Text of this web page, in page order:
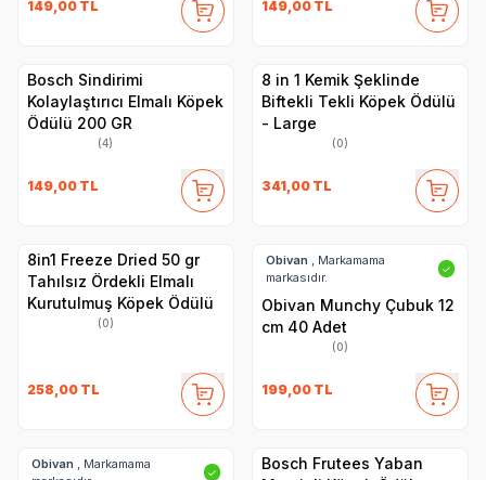
149,00 TL 149,00 TL
Bosch Sindirimi
Kolaylaştırıcı Elmalı Köpek
Ödülü 200 GR
(4)
149,00 TL
8 in 1 Kemik Şeklinde
Biftekli Tekli Köpek Ödülü
- Large
(0)
341,00 TL
8in1 Freeze Dried 50 gr
Tahılsız Ördekli Elmalı
Kurutulmuş Köpek Ödülü
(0)
258,00 TL
Obivan , Markamama
markasıdır.
✓
Obivan Munchy Çubuk 12
cm 40 Adet
(0)
199,00 TL
Obivan , Markamama
✓
Bosch Frutees Yaban